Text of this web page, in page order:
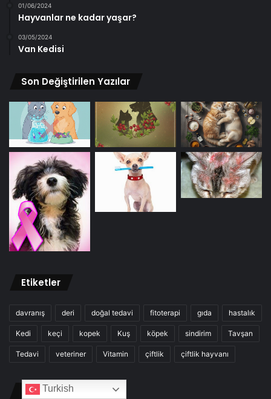
01/06/2024
Hayvanlar ne kadar yaşar?
03/05/2024
Van Kedisi
Son Değiştirilen Yazılar
Etiketler
davranış deri doğal tedavi fitoterapi gıda hastalık
Kedi keçi kopek Kuş köpek sindirim Tavşan
Tedavi veteriner Vitamin çiftlik çiftlik hayvanı
Site Arşivi
Turkish